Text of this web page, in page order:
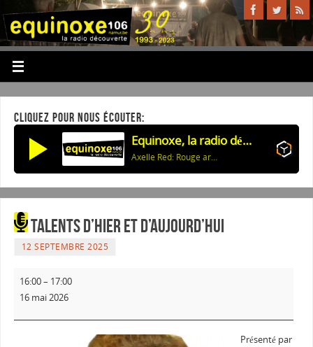
CLIQUEZ POUR NOUS ÉCOUTER:
Equinoxe, la radio découverte
Axelle Red: Rouge ardent
Talents d’hier et d’aujourd’hui
12 SEPTEMBRE 2025
16:00– 17:00
16 mai 2026
Présenté par